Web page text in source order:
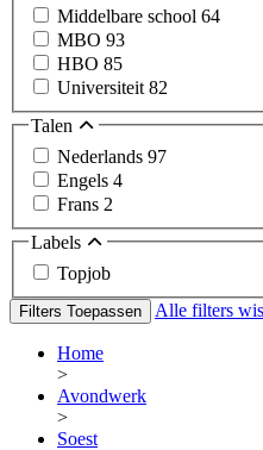
Middelbare school 64
MBO 93
HBO 85
Universiteit82
Talen
Nederlands 97
Engels 4
Frans 2
Labels
Topjob
Filters Toepassen Alle filters
Home
>
Avondwerk
>
Soest